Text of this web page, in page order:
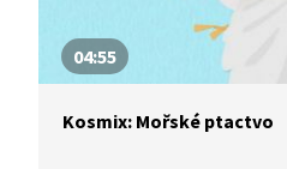
04:55
Kosmix: Mořské ptactvo